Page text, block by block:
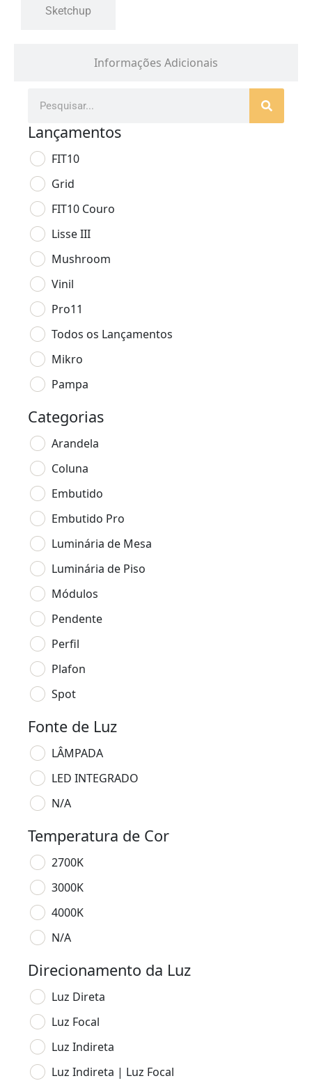
Informações Adicionais
Sketchup
Lançamentos
FIT10
Grid
FIT10 Couro
Lisse III
Mushroom
Vinil
Pro11
Todos os Lançamentos
Mikro
Pampa
Categorias
Arandela
Coluna
Embutido
Embutido Pro
Luminária de Mesa
Luminária de Piso
Módulos
Pendente
Perfil
Plafon
Spot
Fonte de Luz
LÂMPADA
LED INTEGRADO
N/A
Temperatura de Cor
2700K
3000K
4000K
N/A
Direcionamento da Luz
Luz Direta
Luz Focal
Luz Indireta
Luz Indireta | Luz Focal